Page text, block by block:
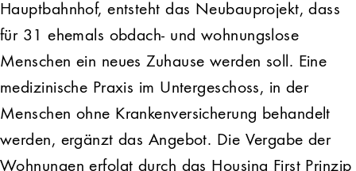
Hauptbahnhof, entsteht das Neubauprojekt, dass
für 31 ehemals obdach- und wohnungslose
Menschen ein neues Zuhause werden soll. Eine
medizinische Praxis im Untergeschoss, in der
Menschen ohne Krankenversicherung behandelt
werden, ergänzt das Angebot. Die Vergabe der
Wohnungen erfolgt durch das Housing First Prinzip